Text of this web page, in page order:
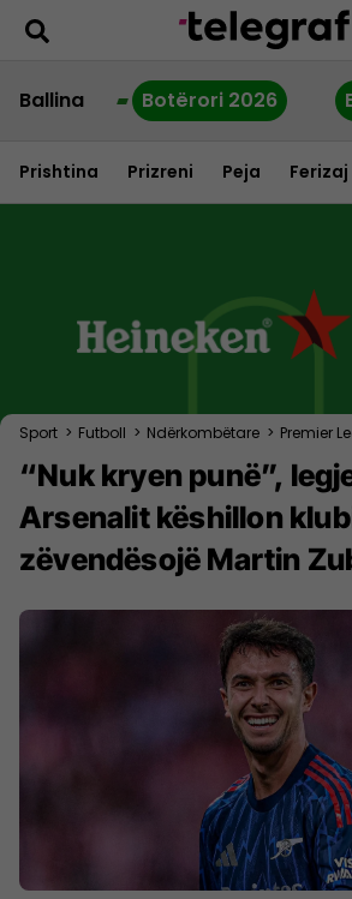
Ballina Botërori 2026
Prishtina Prizreni Peja Ferizaj
Sport > Futboll > Ndërkombëtare > Premier
“Nuk kryen punë”,
Arsenalit këshillon
zëvendësojë Martin